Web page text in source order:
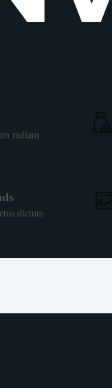
nullam
dictum